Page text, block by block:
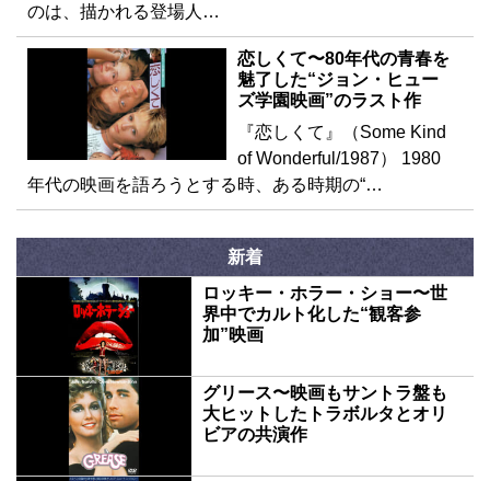
のは、描かれる登場人…
恋しくて〜80年代の青春を
魅了した“ジョン・ヒュー
ズ学園映画”のラスト作
『恋しくて』（Some Kind
of Wonderful/1987） 1980
年代の映画を語ろうとする時、ある時期の“…
新着
ロッキー・ホラー・ショー〜世
界中でカルト化した“観客参
加”映画
グリース〜映画もサントラ盤も
大ヒットしたトラボルタとオリ
ビアの共演作